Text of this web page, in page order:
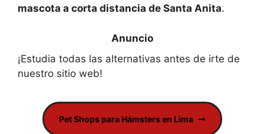
mascota a corta distancia de Santa Anita.
¡Estudia todas las alternativas antes de irte de
nuestro sitio web!
Pet Shops para Hámsters en Lima